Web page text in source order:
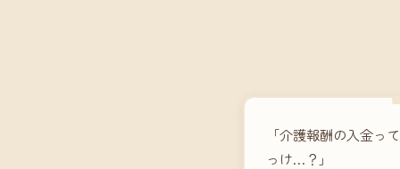
「介護報酬の入金っ
っけ…？」